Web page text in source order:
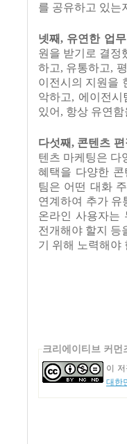
를 공유하고 있는
넷째, 유연한 업
원을 받기로 결정
하고, 유통하고,
이전시의 지원을
악하고, 에이전
있어 , 항상 유연
다섯째, 콘텐츠
텐츠 마케팅은 다
혜택을 다양한
팀은 어떤 대화
연계하여 추가 유
온라인 사용자는
전개해야 할지 등
기 위해 노력해야
크리에이티브 커먼
이
대한